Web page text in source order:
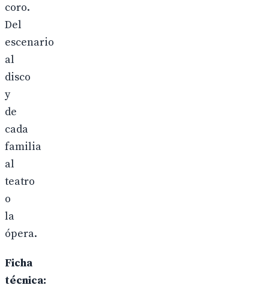
coro.
Del
escenario
al
disco
y
de
cada
familia
al
teatro
o
la
ópera.
Ficha
técnica: